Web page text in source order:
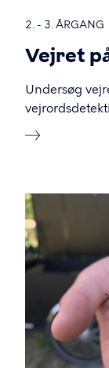
2. - 3. ÅRGANG
Vejret
Undersøg